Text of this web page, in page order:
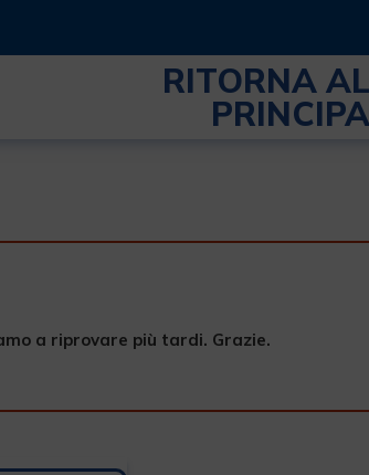
RITORNA
a riprovare più tardi. Grazie.